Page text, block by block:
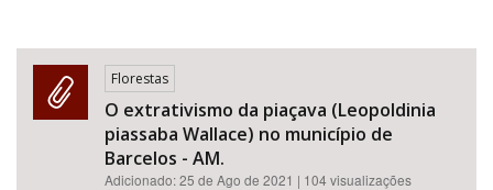
Florestas
O extrativismo da piaçava (Leopoldinia
piassaba Wallace) no município de
Barcelos - AM.
Adicionado:25 de Ago de 2021 | 104 visualizações